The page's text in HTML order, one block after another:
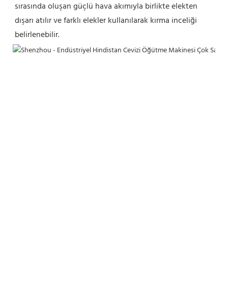
sırasında oluşan güçlü hava akımıyla birlikte elekten
dışarı atılır ve farklı elekler kullanılarak kırma inceliği
belirlenebilir.